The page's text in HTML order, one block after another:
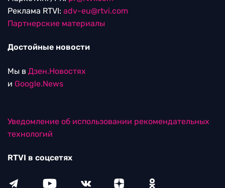
Реклама RTVI: adv-eu@rtvi.com
Партнерские материалы
Достойные новости
Мы в Дзен.Новостях
и Google.News
Уведомление об использовании рекомендательных
технологий
RTVI в соцсетях